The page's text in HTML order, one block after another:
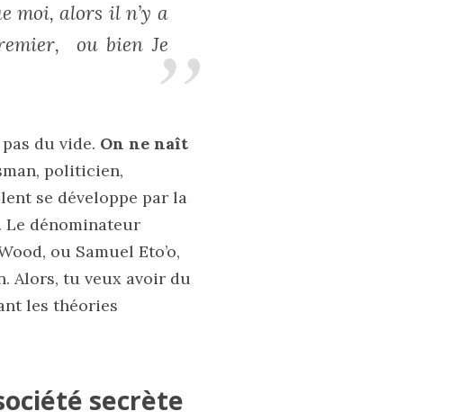
moi, alors il n’y a
ou bien Je
du vide. On ne naît
politicien,
se développe par la
Le dénominateur
ou Samuel Eto’o,
Alors, tu veux avoir du
les théories
secrète